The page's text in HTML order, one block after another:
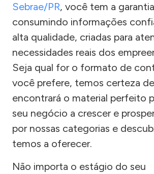
Sebrae/PR, você tem a
consumindo informações
alta qualidade, criadas para
necessidades reais dos
Seja qual for o formato de
você prefere, temos certeza
encontrará o material perfeito
seu negócio a crescer e
por nossas categorias e
temos a oferecer.
Não importa o estágio do seu